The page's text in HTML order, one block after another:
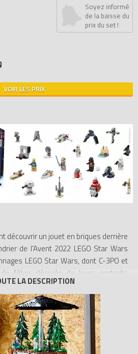
Soyez informé
de la baisse du
prix du set !
VOIR LES PRIX
découvrir un jouet en briques derrière
de l'Avent 2022 LEGO Star Wars
LEGO Star Wars, dont C-3PO et
fêtes décorés de leurs portraits
habillé en Père Noël, et Dark Vador en
Star Wars Summer Vacation sur
mini-constructions telles que le
170, la navette du Bad Batch, le